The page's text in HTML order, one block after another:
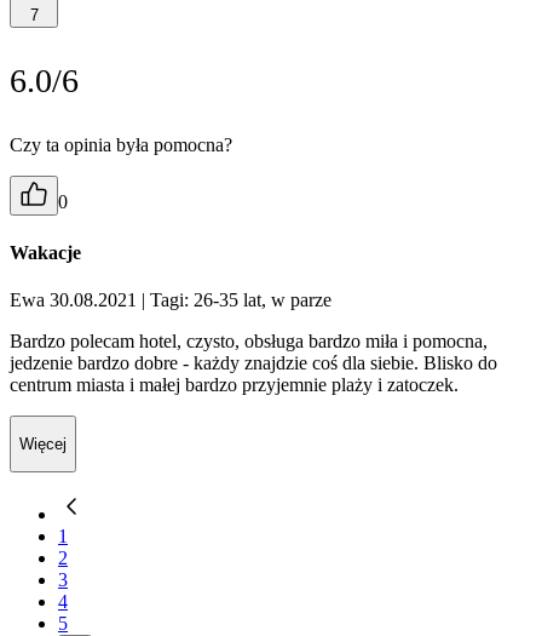
7
6.0/6
Czy ta opinia była pomocna?
0
Wakacje
Ewa 30.08.2021 | Tagi: 26-35 lat, w parze
Bardzo polecam hotel, czysto, obsługa bardzo miła i pomocna,
jedzenie bardzo dobre - każdy znajdzie coś dla siebie. Blisko do
centrum miasta i małej bardzo przyjemnie plaży i zatoczek.
Więcej
1
2
3
4
5